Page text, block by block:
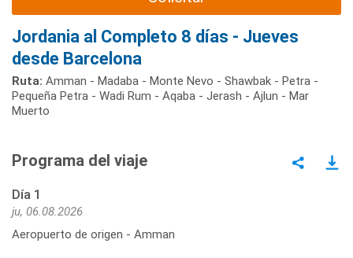
Jordania al Completo 8 días - Jueves
desde Barcelona
Ruta: Amman - Madaba - Monte Nevo - Shawbak - Petra -
Pequeña Petra - Wadi Rum - Aqaba - Jerash - Ajlun - Mar
Muerto
Programa del viaje
Día 1
ju, 06.08.2026
Aeropuerto de origen - Amman